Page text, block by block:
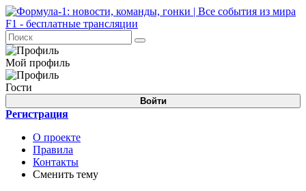
Мой профиль
Гости
Войти
Регистрация
О проекте
Правила
Контакты
Сменить тему